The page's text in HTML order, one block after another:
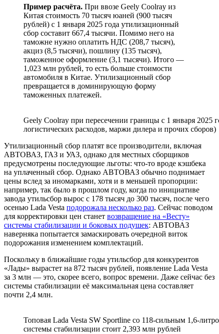
Пример расчёта. При ввозе Geely Coolray из
Китая стоимость 70 тысяч юаней (900 тысяч
рублей) с 1 января 2025 года утилизационный
сбор составит 667,4 тысячи. Помимо него на
таможне нужно оплатить НДС (208,7 тысяч),
акциз (8,5 тысячи), пошлину (135 тысяч),
таможенное оформление (3,1 тысячи). Итого —
1,023 млн рублей, то есть больше стоимости
автомобиля в Китае. Утилизационный сбор
превращается в доминирующую форму
таможенных платежей.
Geely Coolray при пересечении границы с 1 января 2025
логистических расходов, маржи дилера и прочих сборов)
Утилизационный сбор платят все производители, включая
АВТОВАЗ, ГАЗ и УАЗ, однако для местных сборщиков
предусмотрены последующие льготы: что-то вроде кэшбека
на уплаченный сбор. Однако АВТОВАЗ обычно поднимает
цены вслед за иномарками, хотя и в меньшей пропорции:
например, так было в прошлом году, когда по инициативе
завода утильсбор вырос с 178 тысяч до 300 тысяч, после чего
осенью Lada Vesta подорожала несколько раз. Сейчас поводом
для корректировки цен станет возвращение на «Весту»
системы стабилизации и боковых подушек: АВТОВАЗ
наверняка попытается замаскировать очередной виток
подорожания изменением комплектаций.
Поскольку в ближайшие годы утильсбор для конкурентов
«Лады» вырастет на 872 тысяч рублей, появление Lada Vesta
за 3 млн — это, скорее всего, вопрос времени. Даже сейчас без
системы стабилизации её максимальная цена составляет
почти 2,4 млн.
Топовая Lada Vesta SW Sportline со 118-сильным 1,6-
системы стабилизации стоит 2,393 млн рублей